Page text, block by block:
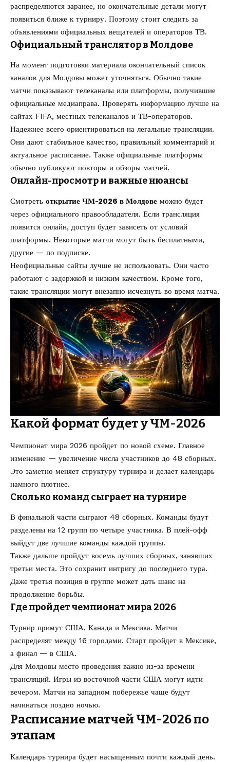
распределяются заранее, но окончательные детали могут
появиться ближе к турниру. Поэтому стоит следить за
объявлениями официальных вещателей и операторов ТВ.
Официальный транслятор в Молдове
На момент подготовки материала окончательный список
каналов для Молдовы может уточняться. Обычно такие
матчи показывают телеканалы или платформы, получившие
официальные медиаправа. Проверять информацию лучше на
сайтах FIFA, местных телеканалов и ТВ-операторов.
Надежнее всего ориентироваться на легальные трансляции.
Они дают стабильное качество, правильный комментарий и
актуальное расписание. Также официальные платформы
обычно публикуют повторы и обзоры матчей.
Онлайн-просмотр и важные нюансы
Смотреть открытие ЧМ-2026 в Молдове можно будет
через официального правообладателя. Если трансляция
появится онлайн, доступ будет зависеть от условий
платформы. Некоторые матчи могут быть бесплатными,
другие — по подписке.
Неофициальные сайты лучше не использовать. Они часто
работают с задержкой и низким качеством. Кроме того,
такие трансляции могут внезапно исчезнуть во время матча.
Какой формат будет у ЧМ-2026
Чемпионат мира 2026 пройдет по новой схеме. Главное
изменение — увеличение числа участников до 48 сборных.
Это заметно меняет структуру турнира и делает календарь
намного плотнее.
Сколько команд сыграет на турнире
В финальной части сыграют 48 сборных. Команды будут
разделены на 12 групп по четыре участника. В плей-офф
выйдут две лучшие команды каждой группы.
Также дальше пройдут восемь лучших сборных, занявших
третьи места. Это сохранит интригу до последнего тура.
Даже третья позиция в группе может дать шанс на
продолжение борьбы.
Где пройдет чемпионат мира 2026
Турнир примут США, Канада и Мексика. Матчи
распределят между 16 городами. Старт пройдет в Мексике,
а финал — в США.
Для Молдовы место проведения важно из-за времени
трансляций. Игры из восточной части США могут идти
вечером. Матчи на западном побережье чаще будут
начинаться поздно ночью.
Расписание матчей ЧМ-2026 по
этапам
Календарь турнира будет насыщенным почти каждый день.